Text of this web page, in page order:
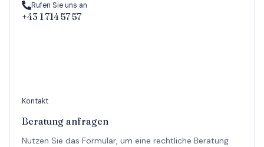
Rufen Sie uns an
+43 1 714 57 57
Kontakt
Beratung anfragen
Nutzen Sie das Formular, um eine rechtliche Beratung